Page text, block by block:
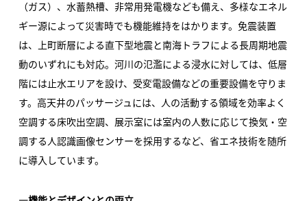
（ガス）、水蓄熱槽、非常用発電機なども備え、多様なエネル
ギー源によって災害時でも機能維持をはかります。免震装置
は、上町断層による直下型地震と南海トラフによる長周期地震
動のいずれにも対応。河川の氾濫による浸水に対しては、低層
階には止水エリアを設け、受変電設備などの重要設備を守りま
す。高天井のパッサージュには、人の活動する領域を効率よく
空調する床吹出空調、展示室には室内の人数に応じて換気・空
調する人認識画像センサーを採用するなど、省エネ技術を随所
に導入しています。